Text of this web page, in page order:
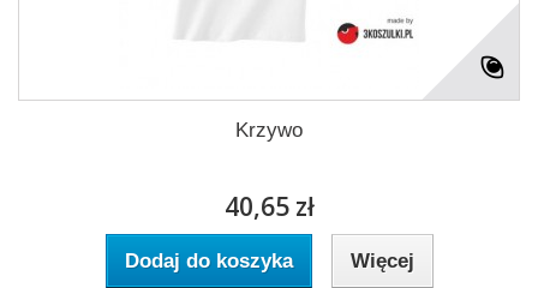
Krzywo
40,65 zł
Dodaj do koszyka Więcej